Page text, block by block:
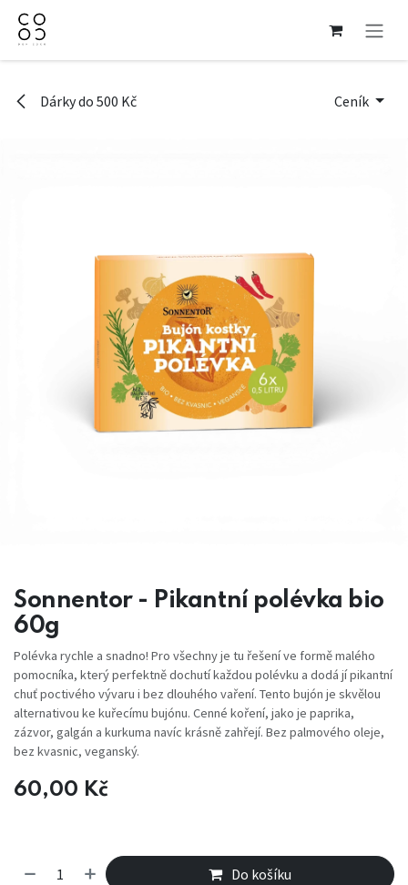
Přejít na obsah
Dárky do 500 Kč Ceník
Sonnentor - Pikantní polévka bio
60g
Polévka rychle a snadno! Pro všechny je tu řešení ve formě malého
pomocníka, který perfektně dochutí každou polévku a dodá jí pikantní
chuť poctivého vývaru i bez dlouhého vaření. Tento bujón je skvělou
alternativou ke kuřecímu bujónu. Cenné koření, jako je paprika,
zázvor, galgán a kurkuma navíc krásně zahřejí. Bez palmového oleje,
bez kvasnic, veganský.
60,00 Kč
Do košíku